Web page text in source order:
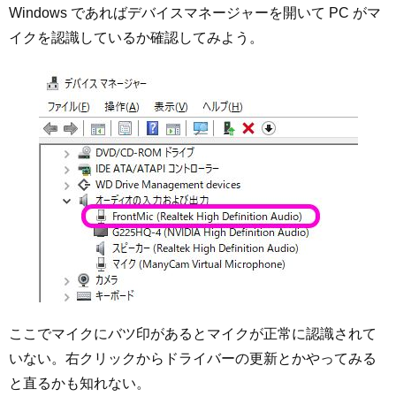
Windows であればデバイスマネージャーを開いて PC がマ
イクを認識しているか確認してみよう。
ここでマイクにバツ印があるとマイクが正常に認識されて
いない。右クリックからドライバーの更新とかやってみる
と直るかも知れない。